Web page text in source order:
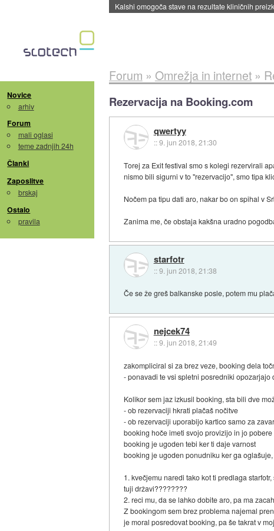
Sandisk že prodal več kot polovico SSD-jev za
Novice
arhiv
Forum
mali oglasi
teme zadnjih 24h
Članki
Zaposlitve
brskaj
Ostalo
pravila
Forum » Omrežja in internet»
Rezervacija na Booking.com
qwertyy
::9. jun 2018, 21:30
Torej za Exit festival smo s kolegi rezervirali
nismo bili sigurni v to "rezervacijo", smo tipa
Nočem pa tipu dati aro, nakar bo on spihal v
Zanima me, če obstaja kakšna uradno
starfotr
::9. jun 2018, 21:38
Če se že greš balkanske posle, potem mu
nejcek74
::9. jun 2018, 21:49
zakompliciral si za brez veze, booking dela
- ponavadi te vsi spletni posredniki opozarjajo
Kolikor sem jaz izkusil booking, sta bili dve
- ob rezervaciji hkrati plačaš nočitve
- ob rezervaciji uporabijo kartico samo za
booking hoče imeti svojo provizijo in jo
booking je ugoden tebi ker ti daje varnost
booking je ugoden ponudniku ker ga
1. kvečjemu naredi tako kot ti predlaga
tuji državi????????
2. reci mu, da se lahko dobite aro, pa ma
Z bookingom sem brez problema najemal
je moral posredovat booking, pa še takrat v